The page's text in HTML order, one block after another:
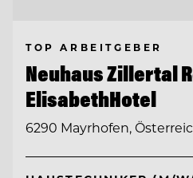
TOP ARBEITGEBER
Neuhaus Zillertal
ElisabethHotel
6290 Mayrhofen,